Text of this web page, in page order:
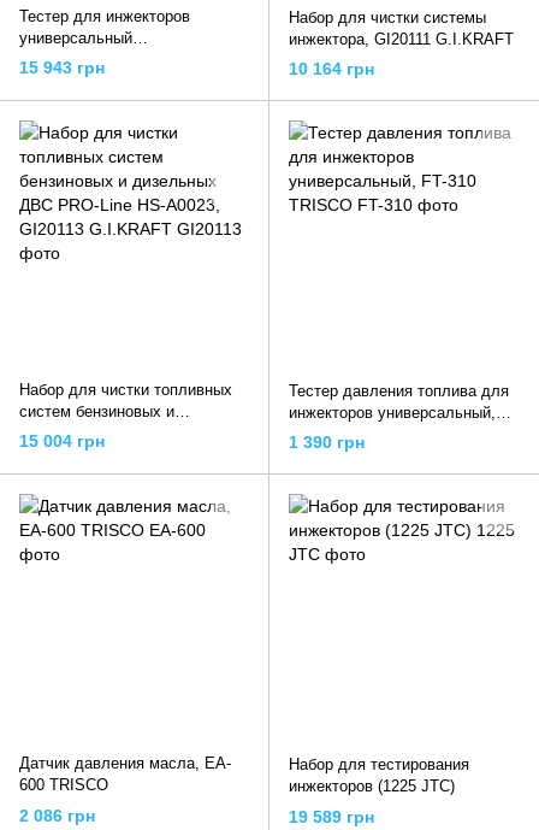
Тестер для инжекторов
универсальный
(профессиональный),
JGAI8101 TOPTUL
15 943 грн
Набор для чистки системы
инжектора, GI20111 G.I.KRAFT
10 164 грн
Набор для чистки топливных
систем бензиновых и
дизельных ДВС PRO-Line HS-
A0023, GI20113 G.I.KRAFT
15 004 грн
Тестер давления топлива для
инжекторов универсальный,
FT-310 TRISCO
1 390 грн
Датчик давления масла, EA-
600 TRISCO
2 086 грн
Набор для тестирования
инжекторов (1225 JTC)
19 589 грн